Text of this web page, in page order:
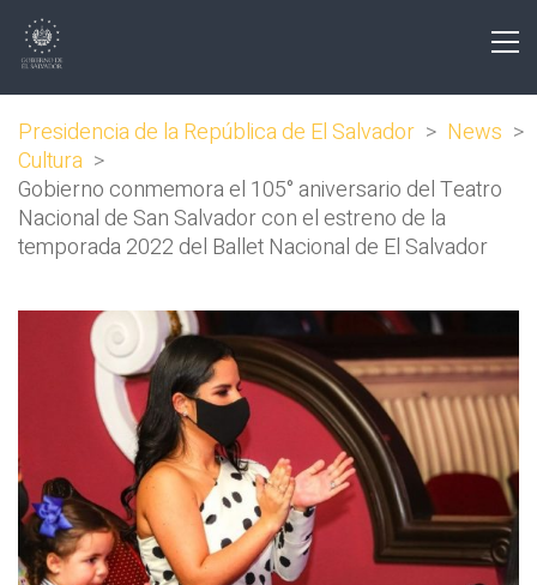
Presidencia de la República de El Salvador > News >
Cultura >
Gobierno conmemora el 105° aniversario del Teatro
Nacional de San Salvador con el estreno de la
temporada 2022 del Ballet Nacional de El Salvador